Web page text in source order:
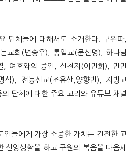
단체들에 대해서도 소개한다. 구원파,
교회(변승우), 통일교(문선명), 하나님
, 여호와의 증인, 신천지(이만희), 만민
석), 전능신교(조유산,양향빈), 지방교
단체에 대한 주요 교리와 유튜브 채널
인들에게 가장 소중한 가치는 건전한 교
신앙생활을 하고 구원의 복음을 다음세